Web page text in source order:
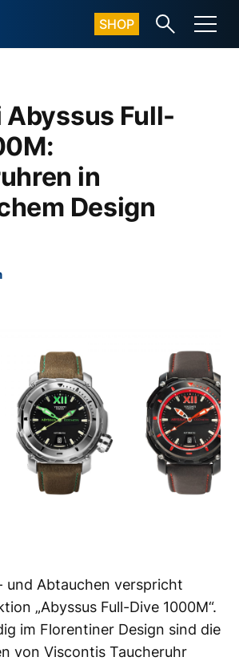
SHOP
Full-
in
Design
und Abtauchen verspricht
„Abyssus Full-Dive 1000M“.
im Florentiner Design sind die
von Viscontis Taucheruhr